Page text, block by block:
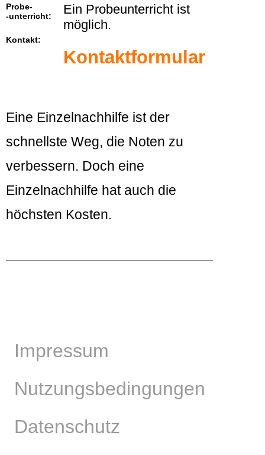
Probe-
-unterricht:
Ein Probeunterricht ist
möglich.
Kontakt:
Kontaktformular
Eine Einzelnachhilfe ist der
schnellste Weg, die Noten zu
verbessern. Doch eine
Einzelnachhilfe hat auch die
höchsten Kosten.
Impressum
Nutzungsbedingungen
Datenschutz